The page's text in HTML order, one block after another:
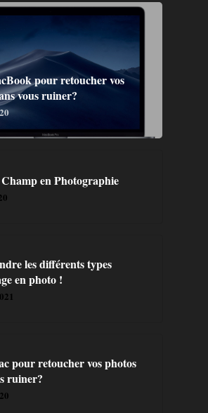
pour retoucher vos
vous ruiner?
en Photographie
les différents types
en photo !
pour retoucher vos photos
ruiner?
A PROPOS
BLOG